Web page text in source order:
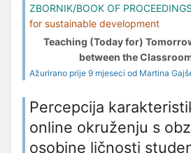
ZBORNIK/BOOK OF
for sustainable development
Teaching (Today for)
between the
Ažurirano prije 9 mjeseci od Martina
Percepcija
online okruženju s
osobine ličnosti